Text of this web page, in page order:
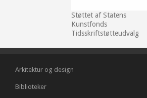
Støttet af Statens
Kunstfonds
Tidsskriftstøtteudvalg
Arkitektur og design
Biblioteker